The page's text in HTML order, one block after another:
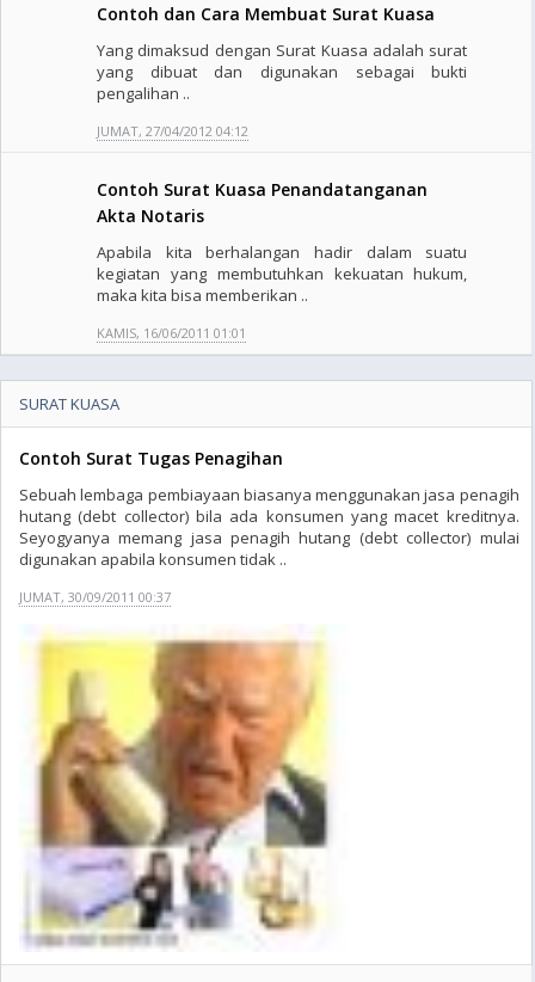
Contoh dan Cara Membuat Surat Kuasa
Yang dimaksud dengan Surat Kuasa adalah surat
yang dibuat dan digunakan sebagai bukti
pengalihan ..
JUMAT, 27/04/2012 04:12
Contoh Surat Kuasa Penandatanganan
Akta Notaris
Apabila kita berhalangan hadir dalam suatu
kegiatan yang membutuhkan kekuatan hukum,
maka kita bisa memberikan ..
KAMIS, 16/06/2011 01:01
SURAT KUASA
Contoh Surat Tugas Penagihan
Sebuah lembaga pembiayaan biasanya menggunakan jasa penagih
hutang (debt collector) bila ada konsumen yang macet kreditnya.
Seyogyanya memang jasa penagih hutang (debt collector) mulai
digunakan apabila konsumen tidak ..
JUMAT, 30/09/2011 00:37